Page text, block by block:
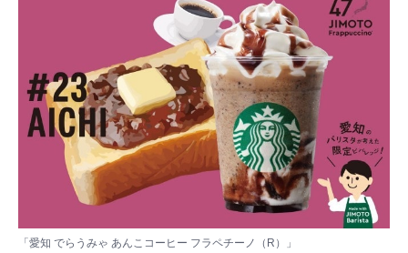
「愛知 でらうみゃ あんこコーヒー フラペチーノ（R）」